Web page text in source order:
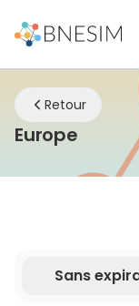
Retour
EuropeeSIM
Sans